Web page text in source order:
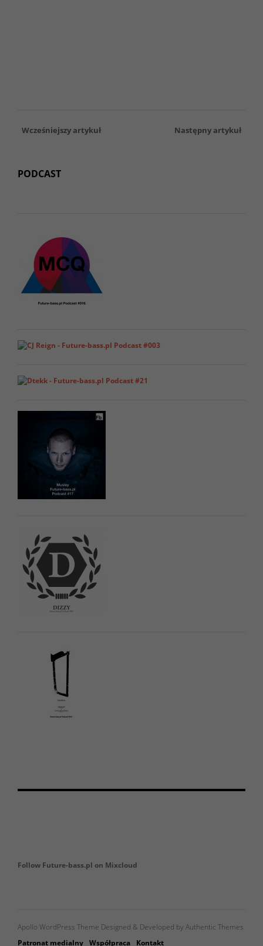
Wcześniejszy artykuł Następny artykuł
PODCAST
Follow Future-bass.pl on Mixcloud
Apollo WordPress Theme Designed & Developed by Authentic Themes
Patronat medialny Współpraca Kontakt